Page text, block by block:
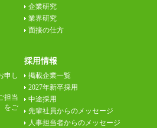
企業研究
業界研究
面接の仕方
申し
担当
をご
採用情報
掲載企業一覧
2027年新卒採用
中途採用
先輩社員からのメッセージ
人事担当者からのメッセージ